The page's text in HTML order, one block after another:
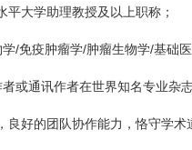
大学助理教授及以上职称；
学/免疫肿瘤学/肿瘤生物学/基础
或通讯作者在世界知名专业杂
好的团队协作能力，恪守学术